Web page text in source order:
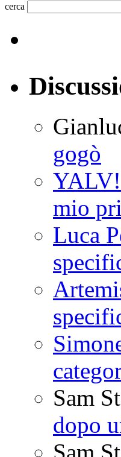
cerca
gogò
mio
Luca
Sam
dopo